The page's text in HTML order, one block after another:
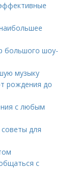
большого шоу-
музыку
рождения до
с любым
для
с